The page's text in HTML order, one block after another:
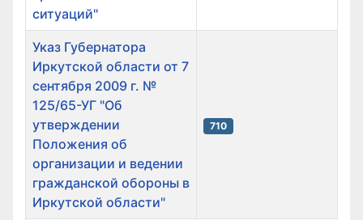
ситуаций"
Указ Губернатора
Иркутской области от 7
сентября 2009 г. №
125/65-УГ "Об
утверждении
Положения об
организации и ведении
гражданской обороны в
Иркутской области"
710